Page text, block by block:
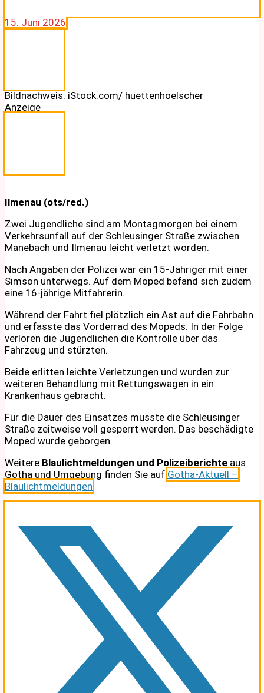
15. Juni 2026
Bildnachweis: iStock.com/ huettenhoelscher
Anzeige
Ilmenau (ots/red.)
Zwei Jugendliche sind am Montagmorgen bei einem
Verkehrsunfall auf der Schleusinger Straße zwischen
Manebach und Ilmenau leicht verletzt worden.
Nach Angaben der Polizei war ein 15-Jähriger mit einer
Simson unterwegs. Auf dem Moped befand sich zudem
eine 16-jährige Mitfahrerin.
Während der Fahrt fiel plötzlich ein Ast auf die Fahrbahn
und erfasste das Vorderrad des Mopeds. In der Folge
verloren die Jugendlichen die Kontrolle über das
Fahrzeug und stürzten.
Beide erlitten leichte Verletzungen und wurden zur
weiteren Behandlung mit Rettungswagen in ein
Krankenhaus gebracht.
Für die Dauer des Einsatzes musste die Schleusinger
Straße zeitweise voll gesperrt werden. Das beschädigte
Moped wurde geborgen.
Weitere Blaulichtmeldungen und Polizeiberichte aus
Gotha und Umgebung finden Sie auf Gotha-Aktuell –
Blaulichtmeldungen